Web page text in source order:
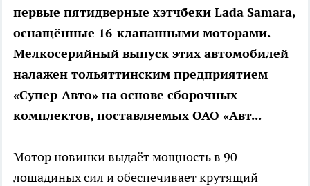
первые пятидверные хэтчбеки Lada Samara,
оснащённые 16-клапанными моторами.
Мелкосерийный выпуск этих автомобилей
налажен тольяттинским предприятием
«Супер-Авто» на основе сборочных
комплектов, поставляемых ОАО «Авт...
Мотор новинки выдаёт мощность в 90
лошадиных сил и обеспечивает крутящий